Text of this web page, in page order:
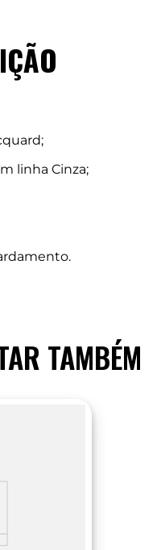
linha Cinza;
TAMBÉM